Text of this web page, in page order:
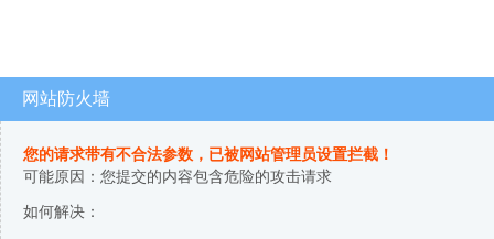
网站防火墙
您的请求带有不合法参数，已被网站管理员设置拦截！
可能原因：您提交的内容包含危险的攻击请求
如何解决：